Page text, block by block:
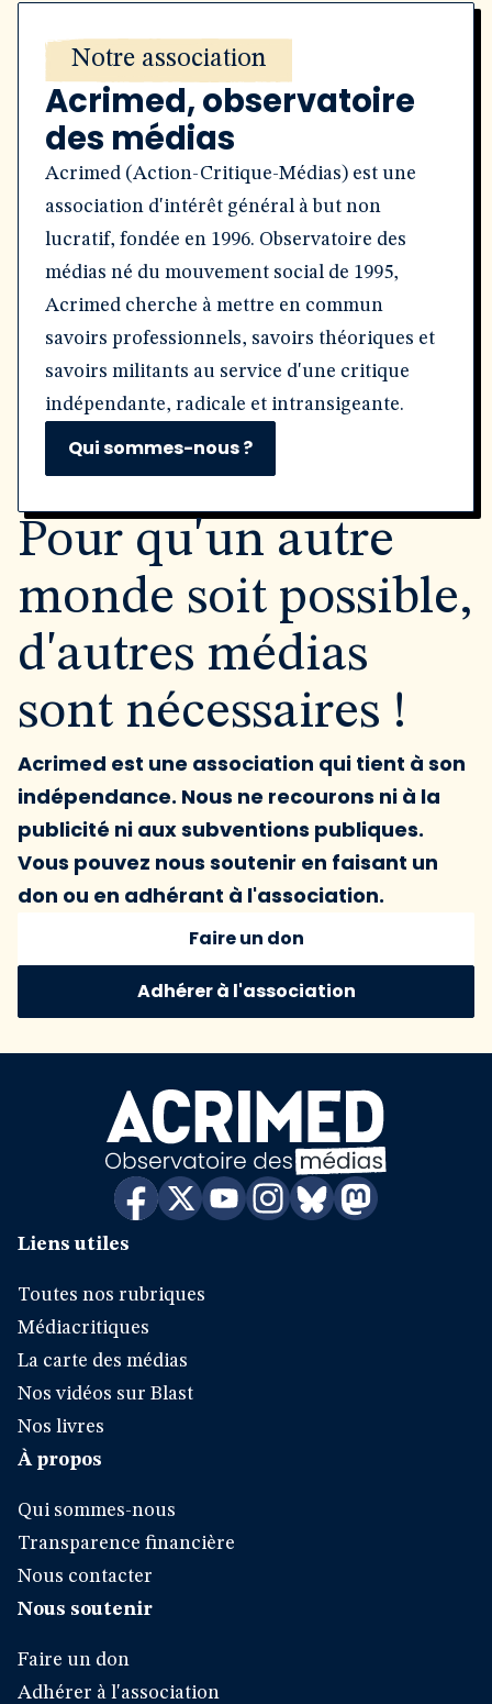
Notre association
Acrimed, observatoire
des médias
Acrimed (Action-Critique-Médias) est une
association d'intérêt général à but non
lucratif, fondée en 1996. Observatoire des
médias né du mouvement social de 1995,
Acrimed cherche à mettre en commun
savoirs professionnels, savoirs théoriques et
savoirs militants au service d'une critique
indépendante, radicale et intransigeante.
Qui sommes-nous ?
Pour qu'un autre
monde soit possible,
d'autres médias
sont nécessaires !
Acrimed est une association qui tient à son
indépendance. Nous ne recourons ni à la
publicité ni aux subventions publiques.
Vous pouvez nous soutenir en faisant un
don ou en adhérant à l'association.
Faire un don
Adhérer à l'association
Liens utiles
Toutes nos rubriques
Médiacritiques
La carte des médias
Nos vidéos sur Blast
Nos livres
À propos
Qui sommes-nous
Transparence financière
Nous contacter
Nous soutenir
Faire un don
Adhérer à l'association